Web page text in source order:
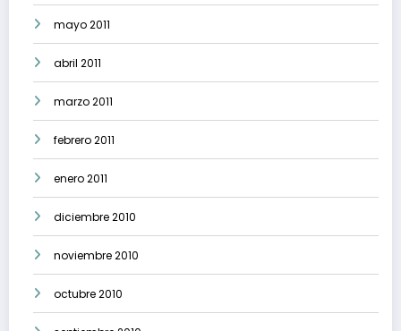
mayo 2011
abril 2011
marzo 2011
febrero 2011
enero 2011
diciembre 2010
noviembre 2010
octubre 2010